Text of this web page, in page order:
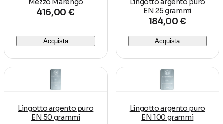
Mezzo Marengo
416,00 €
Acquista
Lingotto argento puro
EN 25 grammi
184,00 €
Acquista
Lingotto argento puro
EN 50 grammi
Lingotto argento puro
EN 100 grammi